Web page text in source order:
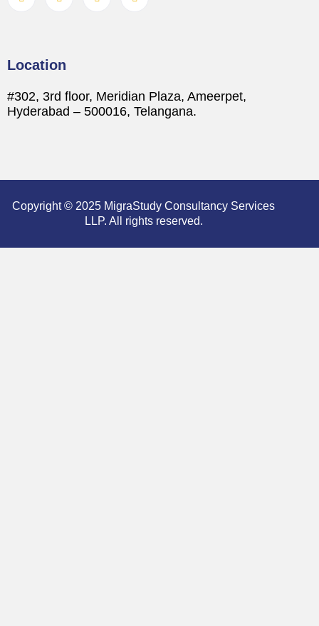
Location
#302, 3rd floor, Meridian Plaza, Ameerpet,
Hyderabad – 500016, Telangana.
Copyright © 2025 MigraStudy Consultancy Services
LLP. All rights reserved.